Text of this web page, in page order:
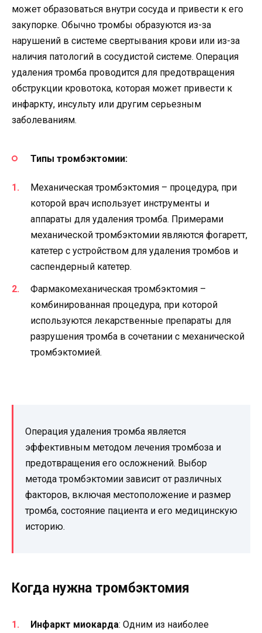
может образоваться внутри сосуда и привести к его
закупорке. Обычно тромбы образуются из-за
нарушений в системе свертывания крови или из-за
наличия патологий в сосудистой системе. Операция
удаления тромба проводится для предотвращения
обструкции кровотока, которая может привести к
инфаркту, инсульту или другим серьезным
заболеваниям.
Типы тромбэктомии:
Механическая тромбэктомия – процедура, при
которой врач использует инструменты и
аппараты для удаления тромба. Примерами
механической тромбэктомии являются фогаретт,
катетер с устройством для удаления тромбов и
саспендерный катетер.
Фармакомеханическая тромбэктомия –
комбинированная процедура, при которой
используются лекарственные препараты для
разрушения тромба в сочетании с механической
тромбэктомией.
Операция удаления тромба является
эффективным методом лечения тромбоза и
предотвращения его осложнений. Выбор
метода тромбэктомии зависит от различных
факторов, включая местоположение и размер
тромба, состояние пациента и его медицинскую
историю.
Когда нужна тромбэктомия
Инфаркт миокарда: Одним из наиболее